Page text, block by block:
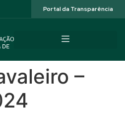
Portal da Transparência
–